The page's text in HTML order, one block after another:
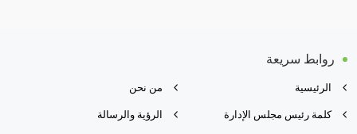
روابط سريعة
الرئيسية
من نحن
كلمة رئيس مجلس الإدارة
الرؤية والرسالة